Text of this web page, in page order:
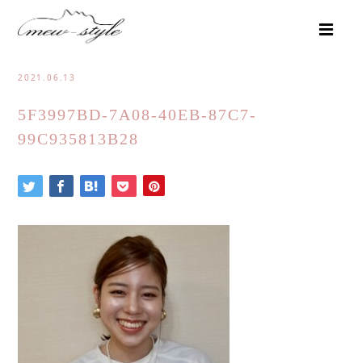
2021.06.13
5F3997BD-7A08-40EB-87C7-
99C935813B28